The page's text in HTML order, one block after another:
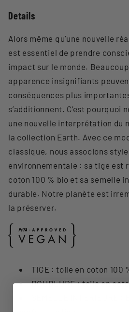
Details
Alors même qu’une nouvelle
est essentiel de prendre
impact sur le monde.
apparence insignifiants
conséquences plus
s’additionnent. C’est pourquoi
une nouvelle interprétation du
la collection Earth. Avec ce
classique, nous associons
environnementale : sa tige est
coton 100 % bio et sa semelle
durable. Notre planète est
la préserver.
TIGE : toile en coton 100
DOUBLURE : toile en
SEMELLE INTÉRIEURE :